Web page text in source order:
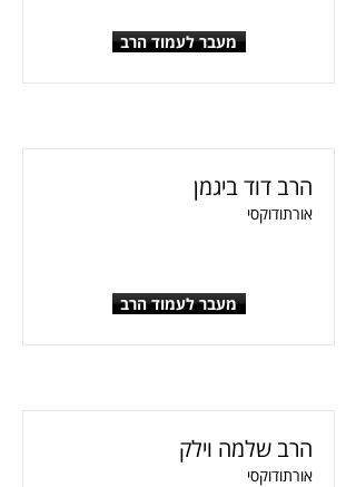
מעבר לעמוד הרב
הרב דוד ביגמן
אורתודוקסי
מעבר לעמוד הרב
הרב שלמה וילק
אורתודוקסי